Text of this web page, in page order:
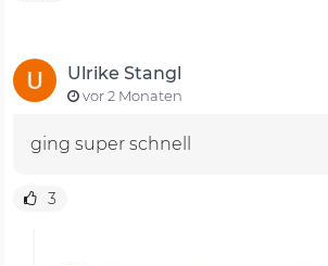
Ulrike Stangl
vor 2 Monaten
ging super schnell
3